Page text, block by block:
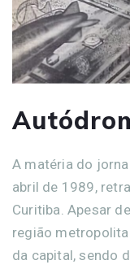
A matéria do
abril de 1989,
Curitiba. Apesar
região
da capital, sendo